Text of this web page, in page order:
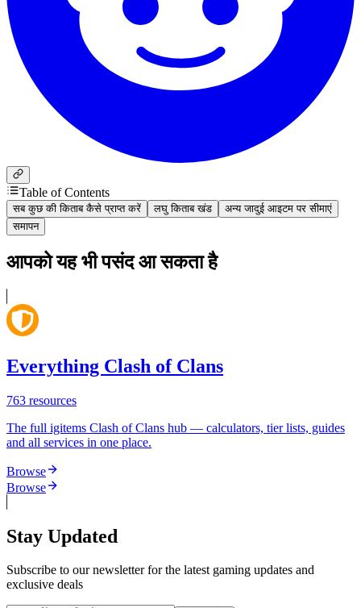
Table of Contents
सब कुछ की किताब कैसे प्राप्त करें लघु किताब खंड
अन्य जादुई आइटम पर सीमाएं
समापन
आपको यह भी पसंद आ सकता है
Everything Clash of Clans
763 resources
The full igitems Clash of Clans hub — calculators, tier lists, guides
and all services in one place.
Browse
Browse
Stay Updated
Subscribe to our newsletter for the latest gaming updates and
exclusive deals